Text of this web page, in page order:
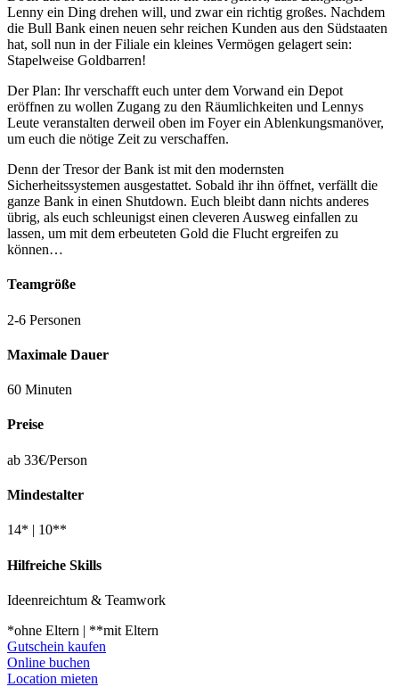
Lenny ein Ding drehen will, und zwar ein richtig großes. Nachdem
die Bull Bank einen neuen sehr reichen Kunden aus den Südstaaten
hat, soll nun in der Filiale ein kleines Vermögen gelagert sein:
Stapelweise Goldbarren!
Der Plan: Ihr verschafft euch unter dem Vorwand ein Depot
eröffnen zu wollen Zugang zu den Räumlichkeiten und Lennys
Leute veranstalten derweil oben im Foyer ein Ablenkungsmanöver,
um euch die nötige Zeit zu verschaffen.
Denn der Tresor der Bank ist mit den modernsten
Sicherheitssystemen ausgestattet. Sobald ihr ihn öffnet, verfällt die
ganze Bank in einen Shutdown. Euch bleibt dann nichts anderes
übrig, als euch schleunigst einen cleveren Ausweg einfallen zu
lassen, um mit dem erbeuteten Gold die Flucht ergreifen zu
können…
Teamgröße
2-6 Personen
Maximale Dauer
60 Minuten
Preise
ab 33€/Person
Mindestalter
14* | 10**
Hilfreiche Skills
Ideenreichtum & Teamwork
*ohne Eltern | **mit Eltern
Gutschein kaufen
Online buchen
Location mieten